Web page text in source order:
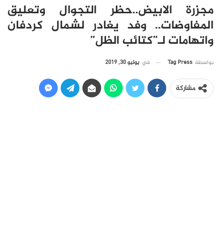
مجزرة الابيض..حظر التجوال وتعليق
المفاوضات.. وفد يغادر لشمال كردفان
واتهامات لـ”كتائب الظل”
بواسطة Tag Press في يوليو 30, 2019
مشاركة